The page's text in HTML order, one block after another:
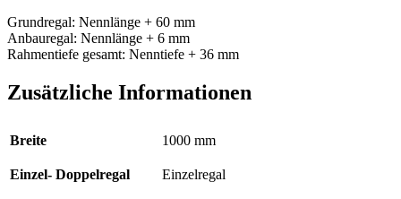
Grundregal: Nennlänge + 60 mm
Anbauregal: Nennlänge + 6 mm
Rahmentiefe gesamt: Nenntiefe + 36 mm
Zusätzliche Informationen
Breite 1000 mm
Einzel- Doppelregal Einzelregal